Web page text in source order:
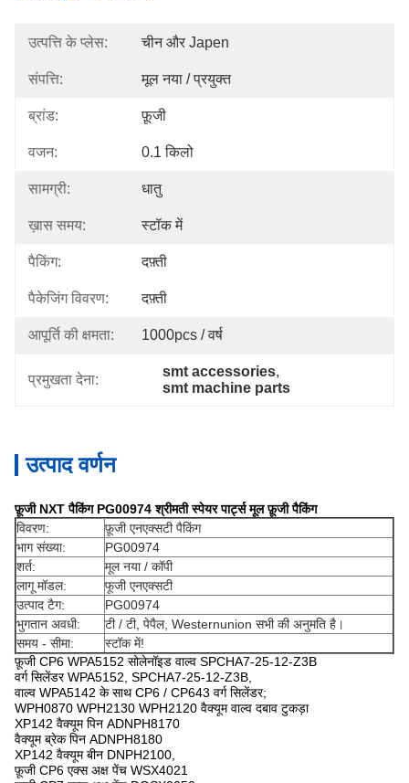
उत्पत्ति के प्लेस: चीन और Japen
संपत्ति: मूल नया / प्रयुक्त
ब्रांड: फ़ूजी
वजन: 0.1 किलो
सामग्री: धातु
ख़ास समय: स्टॉक में
पैकिंग: दफ़्ती
पैकेजिंग विवरण: दफ़्ती
आपूर्ति की क्षमता: 1000pcs / वर्ष
प्रमुखता देना:
smt accessories,
smt machine parts
उत्पाद वर्णन
फ़ूजी NXT पैकिंग PG00974 श्रीमती स्पेयर पार्ट्स मूल फ़ूजी पैकिंग
विवरण:
फ़ूजी एनएक्सटी पैकिंग
भाग संख्या:
PG00974
शर्त:
मूल नया / कॉपी
लागू मॉडल:
फूजी एनएक्सटी
उत्पाद टैग:
PG00974
भुगतान अवधी:
टी / टी, पेपैल, Westernunion सभी की अनुमति है।
समय - सीमा:
स्टॉक में!
फ़ूजी CP6 WPA5152 सोलेनॉइड वाल्व SPCHA7-25-12-Z3B
वर्ग सिलेंडर WPA5152, SPCHA7-25-12-Z3B,
वाल्व WPA5142 के साथ CP6 / CP643 वर्ग सिलेंडर;
WPH0870 WPH2130 WPH2120 वैक्यूम वाल्व दबाव टुकड़ा
XP142 वैक्यूम पिन ADNPH8170
वैक्यूम ब्रेक पिन ADNPH8180
XP142 वैक्यूम बीन DNPH2100,
फ़ूजी CP6 एक्स अक्ष पेंच WSX4021